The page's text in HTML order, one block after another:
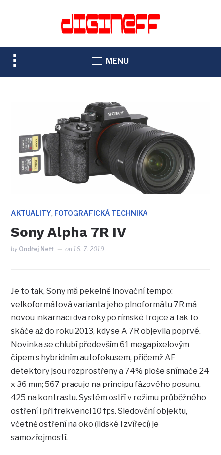
TOGGLE
SIDEBAR
MENU
AKTUALITY, FOTOGRAFICKÁ TECHNIKA
Sony Alpha 7R IV
by Ondřej Neff on 16. 7. 2019
Je to tak, Sony má pekelné inovační tempo:
velkoformátová varianta jeho plnoformátu 7R má
novou inkarnaci dva roky po římské trojce a tak to
skáče až do roku 2013, kdy se A 7R objevila poprvé.
Novinka se chlubí především 61 megapixelovým
čipem s hybridním autofokusem, přičemž AF
detektory jsou rozprostřeny a 74% ploše snímače 24
x 36 mm; 567 pracuje na principu fázového posunu,
425 na kontrastu. Systém ostří v režimu průběžného
ostření i při frekvenci 10 fps. Sledování objektu,
včetně ostření na oko (lidské i zvířecí) je
samozřejmostí.